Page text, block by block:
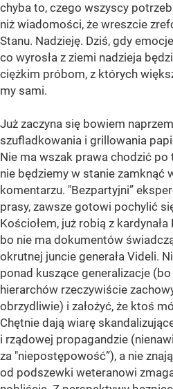
chyba to, czego wszyscy
niż wiadomości, że wreszcie
Stanu. Nadzieję. Dziś, gdy
co wyrosła z ziemi nadzieja
ciężkim próbom, z których
my sami.
Już zaczyna się bowiem
szufladkowania i grillowania
Nie ma wszak prawa chodzić
nie będziemy w stanie zamknąć
komentarzu. "Bezpartyjni”
prasy, zawsze gotowi pochylić
Kościołem, już robią z
bo nie ma dokumentów
okrutnej juncie generała Videli.
ponad kuszące generalizacje
hierarchów rzeczywiście
obrzydliwie) i założyć, że ktoś
Chętnie dają wiarę
i rządowej propagandzie
za "niepostępowość”), a nie
od podszewki weteranowi